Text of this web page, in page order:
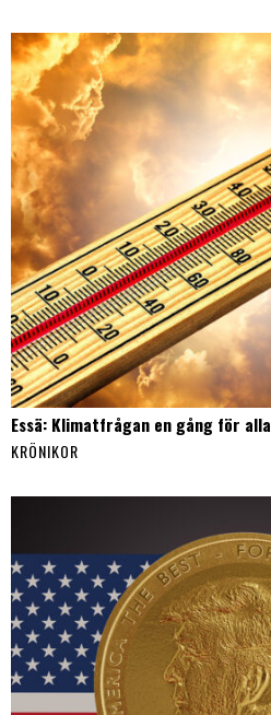
Essä: Klimatfrågan en gång för alla
KRÖNIKOR